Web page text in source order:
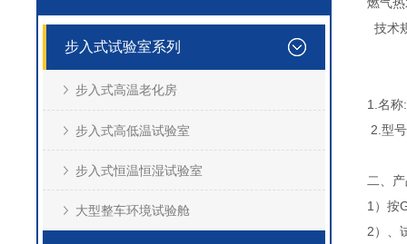
步入式试验室系列
步入式高温老化房
步入式高低温试验室
步入式恒温恒湿试验室
大型整车环境试验舱
技术
1.名称
2.型
二、
1）按
2）、